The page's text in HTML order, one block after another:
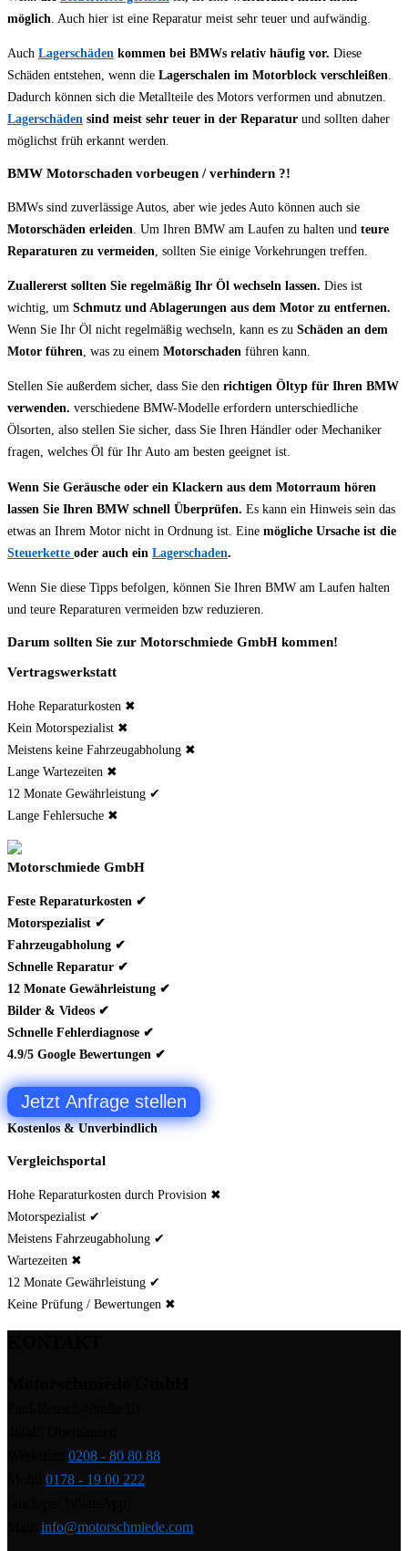
möglich . Auch hier ist eine Reparatur meist sehr teuer und aufwändig.
Auch Lagerschäden kommen bei BMWs relativ häufig vor. Diese
Schäden entstehen, wenn die Lagerschalen im Motorblock verschleißen
Dadurch können sich die Metallteile des Motors verformen und abnutzen.
Lagerschäden sind meist sehr teuer in der Reparatur und sollten daher
möglichst früh erkannt werden.
BMW Motorschaden vorbeugen / verhindern ?!
BMWs sind zuverlässige Autos, aber wie jedes Auto können auch sie
Motorschäden erleiden . Um Ihren BMW am Laufen zu halten und teure
Reparaturen zu vermeiden , sollten Sie einige Vorkehrungen treffen.
Zuallererst sollten Sie regelmäßig Ihr Öl wechseln lassen. Dies ist
wichtig, um Schmutz und Ablagerungen aus dem Motor zu entfernen.
Wenn Sie Ihr Öl nicht regelmäßig wechseln, kann es zu Schäden an dem
Motor führen , was zu einem Motorschaden führen kann.
Stellen Sie außerdem sicher, dass Sie den richtigen Öltyp für Ihren BMW
verwenden. verschiedene BMW-Modelle erfordern unterschiedliche
Ölsorten, also stellen Sie sicher, dass Sie Ihren Händler oder Mechaniker
fragen, welches Öl für Ihr Auto am besten geeignet ist.
Wenn Sie Geräusche oder ein Klackern aus dem Motorraum hören
lassen Sie Ihren BMW schnell Überprüfen. Es kann ein Hinweis sein das
etwas an Ihrem Motor nicht in Ordnung ist. Eine mögliche Ursache ist die
Steuerkette oder auch ein Lagerschaden.
Wenn Sie diese Tipps befolgen, können Sie Ihren BMW am Laufen halten
und teure Reparaturen vermeiden bzw reduzieren.
Darum sollten Sie zur Motorschmiede GmbH kommen!
Vertragswerkstatt
Hohe Reparaturkosten ✖
Kein Motorspezialist ✖
Meistens keine Fahrzeugabholung ✖
Lange Wartezeiten ✖
12 Monate Gewährleistung ✔
Lange Fehlersuche ✖
Motorschmiede GmbH
Feste Reparaturkosten ✔
Motorspezialist ✔
Fahrzeugabholung ✔
Schnelle Reparatur ✔
12 Monate Gewährleistung ✔
Bilder & Videos ✔
Schnelle Fehlerdiagnose ✔
4.9/5 Google Bewertungen ✔
Jetzt Anfrage stellen
Kostenlos & Unverbindlich
Vergleichsportal
Hohe Reparaturkosten durch Provision ✖
Motorspezialist ✔
Meistens Fahrzeugabholung ✔
Wartezeiten ✖
12 Monate Gewährleistung ✔
Keine Prüfung / Bewertungen ✖
0208 - 80 80 88
0178 - 19 00 222
info@motorschmiede.com